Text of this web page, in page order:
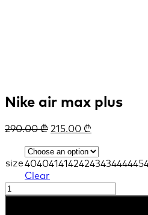
Nike air max plus
290.00₾ 215.00 ₾
size4040414142424343444445
Clear
Nike
air